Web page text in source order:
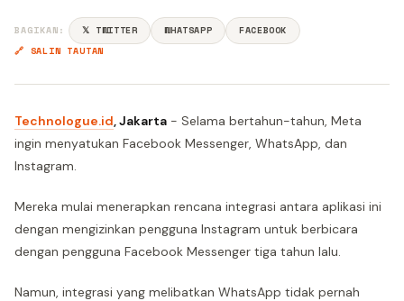
BAGIKAN: 𝕏 TWITTER WHATSAPP
FACEBOOK
🔗 SALIN TAUTAN
Technologue.id, Jakarta - Selama bertahun-tahun, Meta
ingin menyatukan Facebook Messenger, WhatsApp, dan
Instagram.
Mereka mulai menerapkan rencana integrasi antara aplikasi ini
dengan mengizinkan pengguna Instagram untuk berbicara
dengan pengguna Facebook Messenger tiga tahun lalu.
Namun, integrasi yang melibatkan WhatsApp tidak pernah